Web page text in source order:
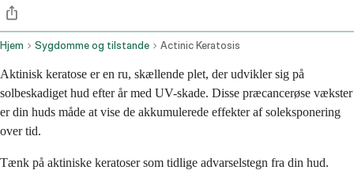
Hjem Sygdomme og tilstande Actinic Keratosis
Aktinisk keratose er en ru, skællende plet, der udvikler sig på
solbeskadiget hud efter år med UV-skade. Disse præcancerøse vækster
er din huds måde at vise de akkumulerede effekter af soleksponering
over tid.
Tænk på aktiniske keratoser som tidlige advarselstegn fra din hud.